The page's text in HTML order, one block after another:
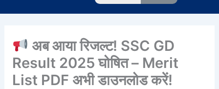
अब आया रिजल्ट! SSC GD
Result 2025 घोषित – Merit
List PDF अभी डाउनलोड करें!